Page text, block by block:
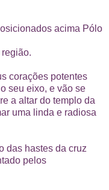
acima Pólo
corações potentes
seu eixo, e vão se
a altar do templo da
uma linda e radiosa
das hastes da cruz
pelos